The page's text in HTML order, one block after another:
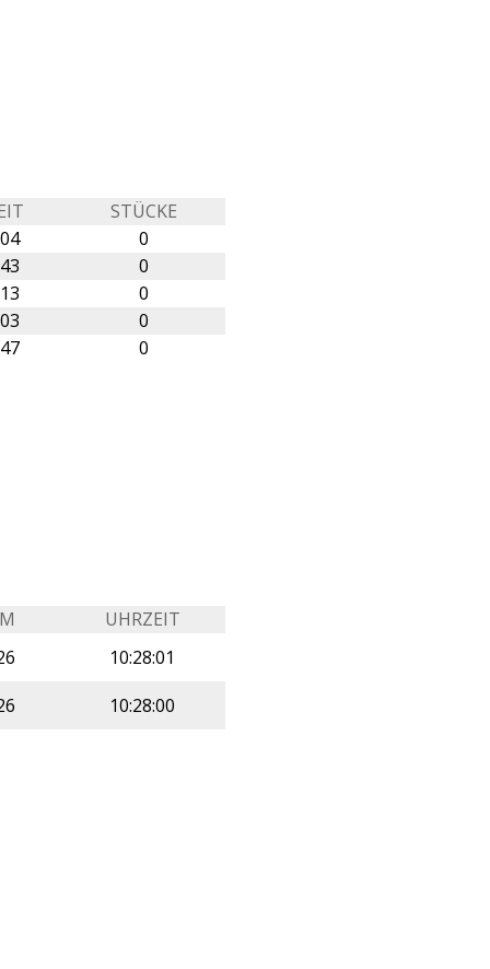
STÜCKE
0
0
0
0
0
UHRZEIT
10:28:01
10:28:00